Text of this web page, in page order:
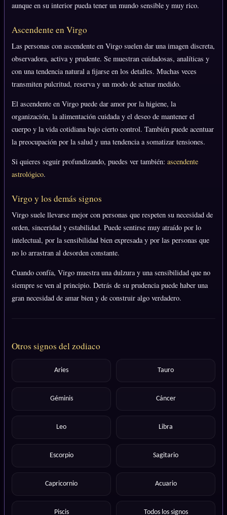
aunque en su interior pueda tener un mundo sensible y muy rico.
Ascendente en Virgo
Las personas con ascendente en Virgo suelen dar una imagen discreta,
observadora, activa y prudente. Se muestran cuidadosas, analíticas y
con una tendencia natural a fijarse en los detalles. Muchas veces
transmiten pulcritud, reserva y un modo de actuar medido.
El ascendente en Virgo puede dar amor por la higiene, la
organización, la alimentación cuidada y el deseo de mantener el
cuerpo y la vida cotidiana bajo cierto control. También puede acentuar
la preocupación por la salud y una tendencia a somatizar tensiones.
Si quieres seguir profundizando, puedes ver también: ascendente
astrológico.
Virgo y los demás signos
Virgo suele llevarse mejor con personas que respeten su necesidad de
orden, sinceridad y estabilidad. Puede sentirse muy atraído por lo
intelectual, por la sensibilidad bien expresada y por las personas que
no lo arrastran al desorden constante.
Cuando confía, Virgo muestra una dulzura y una sensibilidad que no
siempre se ven al principio. Detrás de su prudencia puede haber una
gran necesidad de amar bien y de construir algo verdadero.
Otros signos del zodiaco
Aries Tauro
Géminis Cáncer
Leo Libra
Escorpio Sagitario
Capricornio Acuario
Piscis Todos los signos